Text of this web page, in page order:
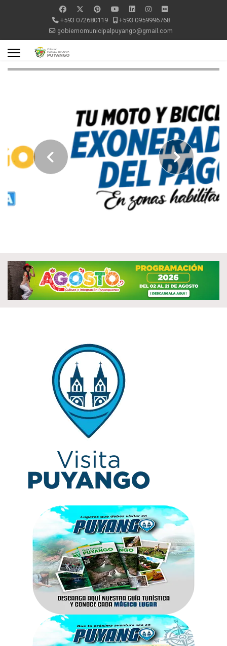
+593 072680119
+593 0959996768
gobiernomunicipalpuyango@gmail.com